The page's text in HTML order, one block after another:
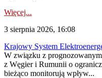
Więcej...
3 sierpnia 2026, 16:08
Krajowy System
W związku z
z Węgier i Rumunii o
bieżąco monitorują wpływ...